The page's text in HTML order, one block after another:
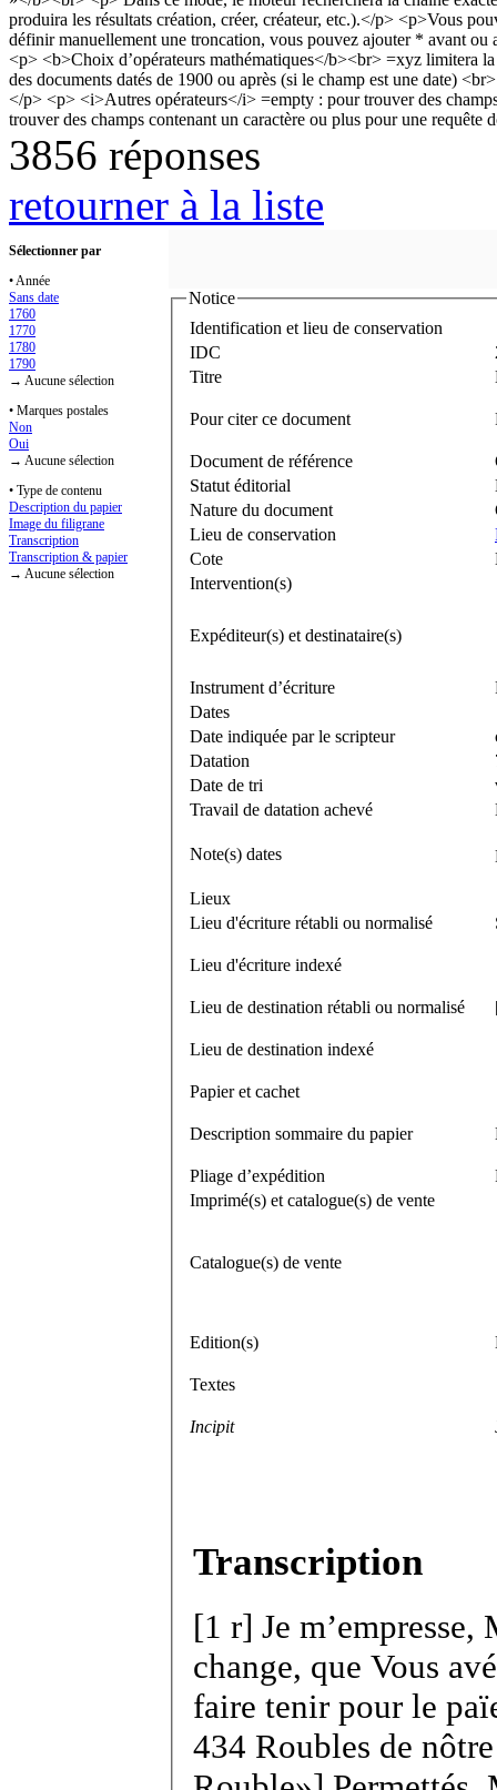
3856 réponses
retourner à la liste
Sélectionner par
• Année
Sans date
1760
1770
1780
1790
→ Aucune sélection
• Marques postales
Non
Oui
→ Aucune sélection
• Type de contenu
Description du papier
Image du filigrane
Transcription
Transcription & papier
→ Aucune sélection
Notice
Identification et lieu de conservation
IDC
Titre
Pour citer ce document
Document de référence
Statut éditorial
Nature du document
Lieu de conservation
Cote
Intervention(s)
Expéditeur(s) et destinataire(s)
Instrument d’écriture
Dates
Date indiquée par le scripteur
Datation
Date de tri
Travail de datation achevé
Note(s) dates
Lieux
Lieu d'écriture rétabli ou normalisé
Lieu d'écriture indexé
Lieu de destination rétabli ou normalisé
Lieu de destination indexé
Papier et cachet
Description sommaire du papier
Pliage d’expédition
Imprimé(s) et catalogue(s) de vente
Catalogue(s) de vente
Edition(s)
Textes
Incipit
Transcription
[1 r] Je
change, que Vous
faire tenir pour le
434 Roubles de